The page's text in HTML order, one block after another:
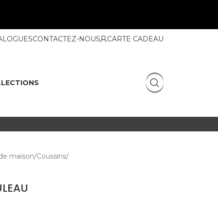
CONTACTEZ-NOUS CARTE CADEAU
maison Coussins